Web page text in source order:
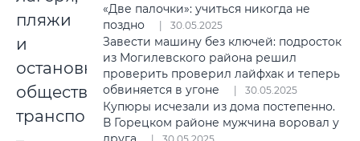
пляжи
и
остановки
общественного
транспорта,
«Две палочки»: учиться никогда не
поздно
30.05.2025
Завести машину без ключей: подросток
из Могилевского района решил
проверить проверил лайфхак и теперь
обвиняется в угоне
30.05.2025
Купюры исчезали из дома постепенно.
В Горецком районе мужчина воровал у